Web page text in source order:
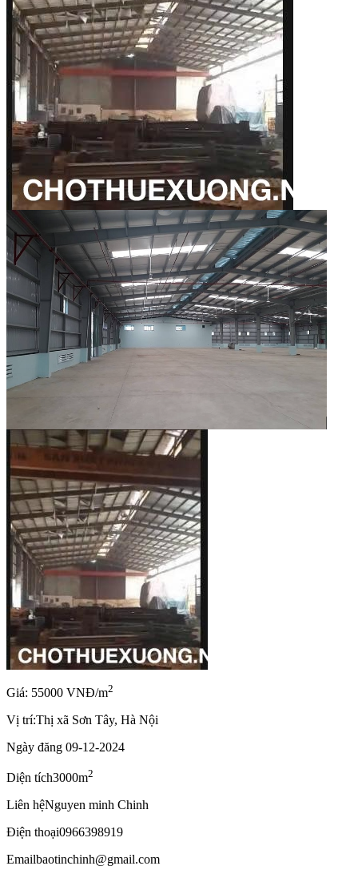
Giá: 55000 VNĐ/m2
Vị trí:Thị xã Sơn Tây, Hà Nội
Ngày đăng 09-12-2024
Diện tích3000m2
Liên hệNguyen minh Chinh
Điện thoại0966398919
Emailbaotinchinh@gmail.com